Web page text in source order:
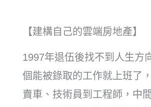
【建構自己的雲端房地產】
1997年退伍後找不到人生方
個能被錄取的工作就上班了
賣車、技術員到工程師，中